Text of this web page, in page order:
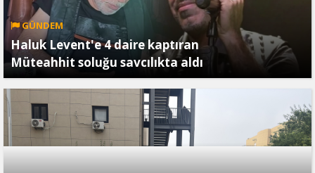
GÜNDEM
Haluk Levent'e 4 daire kaptıran
Müteahhit soluğu savcılıkta aldı